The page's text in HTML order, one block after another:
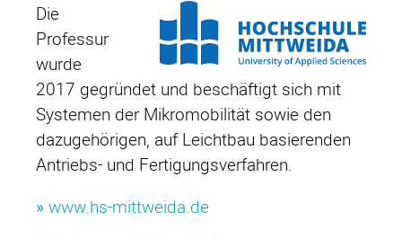
Die
Professur
wurde
2017 gegründet und beschäftigt sich mit
Systemen der Mikromobilität sowie den
dazugehörigen, auf Leichtbau basierenden
Antriebs- und Fertigungsverfahren.
» www.hs-mittweida.de